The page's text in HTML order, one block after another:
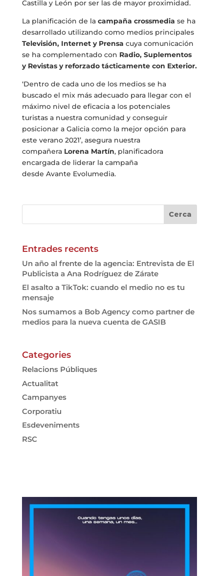
Castilla y León por ser las de mayor proximidad.
La planificación de la campaña crossmedia se ha
desarrollado utilizando como medios principales
Televisión, Internet y Prensa cuya comunicación
se ha complementado con Radio, Suplementos
y Revistas y reforzado tácticamente con Exterior.
‘Dentro de cada uno de los medios se ha
buscado el mix más adecuado para llegar con el
máximo nivel de eficacia a los potenciales
turistas a nuestra comunidad y conseguir
posicionar a Galicia como la mejor opción para
este verano 2021’, asegura nuestra
compañera Lorena Martín, planificadora
encargada de liderar la campaña
desde Avante Evolumedia.
Entrades recents
Un año al frente de la agencia: Entrevista de El
Publicista a Ana Rodríguez de Zárate
El asalto a TikTok: cuando el medio no es tu
mensaje
Nos sumamos a Bob Agency como partner de
medios para la nueva cuenta de GASIB
Categories
Relacions Públiques
Actualitat
Campanyes
Corporatiu
Esdeveniments
RSC